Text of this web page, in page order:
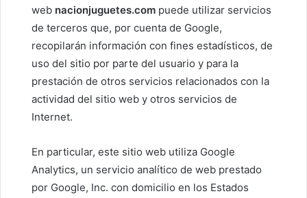
web nacionjuguetes.com puede utilizar servicios
de terceros que, por cuenta de Google,
recopilarán información con fines estadísticos, de
uso del sitio por parte del usuario y para la
prestación de otros servicios relacionados con la
actividad del sitio web y otros servicios de
Internet.
En particular, este sitio web utiliza Google
Analytics, un servicio analítico de web prestado
por Google, Inc. con domicilio en los Estados